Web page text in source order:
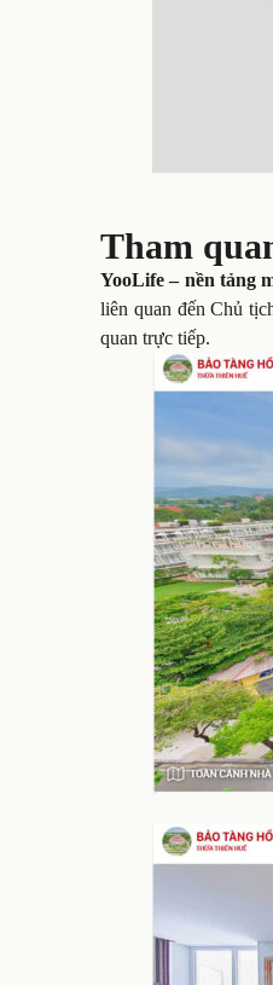
Tham
YooLife – nền tảng
liên quan đến Chủ
quan trực tiếp.